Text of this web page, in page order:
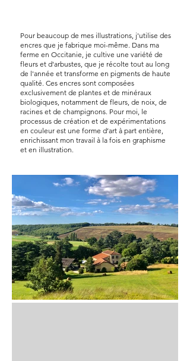
Pour beaucoup de mes illustrations, j'utilise des
encres que je fabrique moi-même. Dans ma
ferme en Occitanie, je cultive une variété de
fleurs et d'arbustes, que je récolte tout au long
de l'année et transforme en pigments de haute
qualité. Ces encres sont composées
exclusivement de plantes et de minéraux
biologiques, notamment de fleurs, de noix, de
racines et de champignons. Pour moi, le
processus de création et de expérimentations
en couleur est une forme d’art à part entière,
enrichissant mon travail à la fois en graphisme
et en illustration.